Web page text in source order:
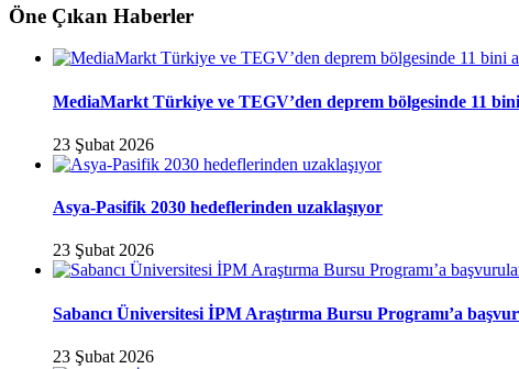
Öne Çıkan Haberler
MediaMarkt Türkiye ve TEGV’den deprem bölgesinde 11
23 Şubat 2026
Asya-Pasifik 2030 hedeflerinden uzaklaşıyor
23 Şubat 2026
Sabancı Üniversitesi İPM Araştırma Bursu Programı’a
23 Şubat 2026